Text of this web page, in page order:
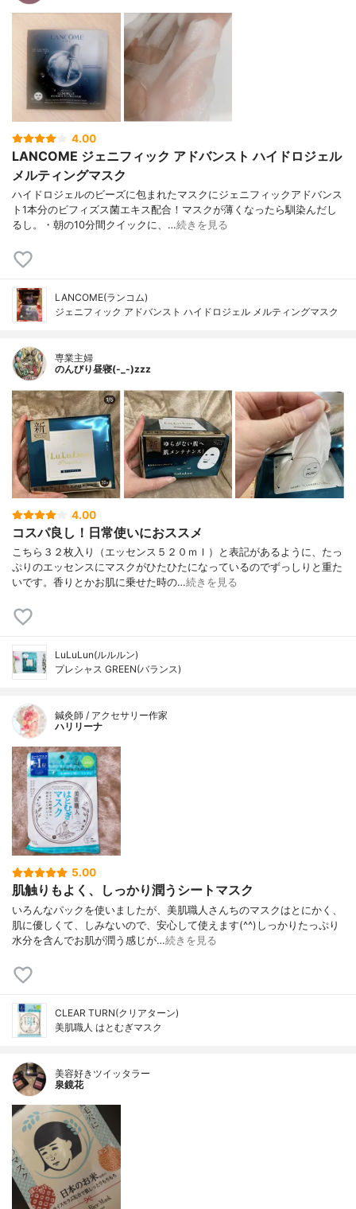
4.00
LANCOME ジェニフィック アドバンスト ハイドロジェル
メルティングマスク
ハイドロジェルのビーズに包まれたマスクにジェニフィックアドバンス
ト1本分のビフィズス菌エキス配合！マスクが薄くなったら馴染んだし
るし。・朝の10分間クイックに、…続きを見る
LANCOME(ランコム)
ジェニフィック アドバンスト ハイドロジェル メルティングマスク
専業主婦
のんびり昼寝(-_-)zzz
4.00
コスパ良し！日常使いにおススメ
こちら３２枚入り（エッセンス５２０ｍｌ）と表記があるように、たっ
ぷりのエッセンスにマスクがひたひたになっているのでずっしりと重た
いです。香りとかお肌に乗せた時の…続きを見る
LuLuLun(ルルルン)
プレシャス GREEN(バランス)
鍼灸師 / アクセサリー作家
ハリリーナ
5.00
肌触りもよく、しっかり潤うシートマスク
いろんなパックを使いましたが、美肌職人さんちのマスクはとにかく、
肌に優しくて、しみないので、安心して使えます(^^)しっかりたっぷり
水分を含んでお肌が潤う感じが…続きを見る
CLEAR TURN(クリアターン)
美肌職人 はとむぎマスク
美容好きツイッタラー
泉鏡花